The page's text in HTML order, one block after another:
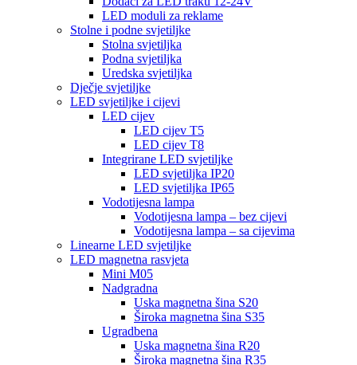
LED moduli za reklame
Stolne i podne svjetiljke
Stolna svjetiljka
Podna svjetiljka
Uredska svjetiljka
Dječje svjetiljke
LED svjetiljke i cijevi
LED cijev
LED cijev T5
LED cijev T8
Integrirane LED svjetiljke
LED svjetiljka IP20
LED svjetiljka IP65
Vodotijesna lampa
Vodotijesna lampa – bez cijevi
Vodotijesna lampa – sa cijevima
Linearne LED svjetiljke
LED magnetna rasvjeta
Mini M05
Nadgradna
Uska magnetna šina S20
Široka magnetna šina S35
Ugradbena
Uska magnetna šina R20
Široka magnetna šina R35